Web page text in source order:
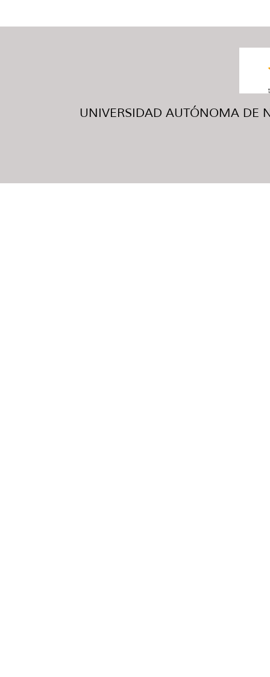
UNIVERSIDAD AUTÓNOMA DE